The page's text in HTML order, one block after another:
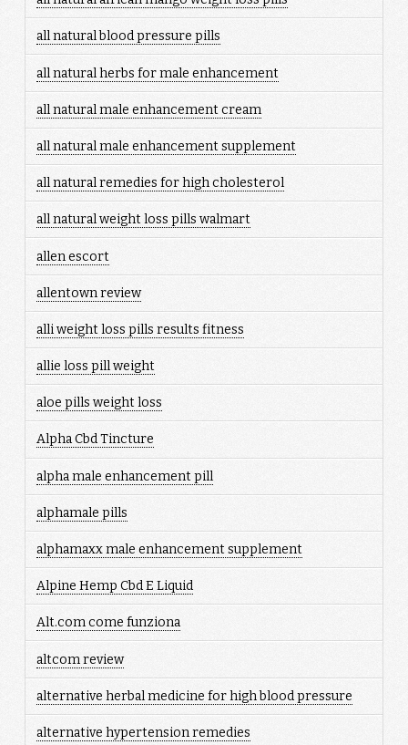
all natural blood pressure pills
all natural herbs for male enhancement
all natural male enhancement cream
all natural male enhancement supplement
all natural remedies for high cholesterol
all natural weight loss pills walmart
allen escort
allentown review
alli weight loss pills results fitness
allie loss pill weight
aloe pills weight loss
Alpha Cbd Tincture
alpha male enhancement pill
alphamale pills
alphamaxx male enhancement supplement
Alpine Hemp Cbd E Liquid
Alt.com come funziona
altcom review
alternative herbal medicine for high blood pressure
alternative hypertension remedies